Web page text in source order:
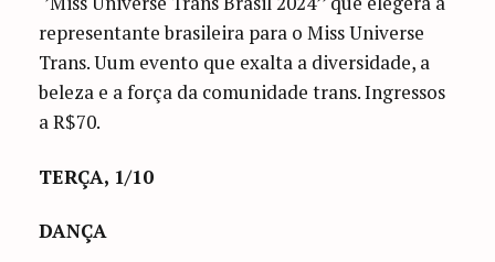
representante brasileira para o Miss Universe
Trans. Uum evento que exalta a diversidade, a
beleza e a força da comunidade trans. Ingressos
a R$70.
TERÇA, 1/10
DANÇA